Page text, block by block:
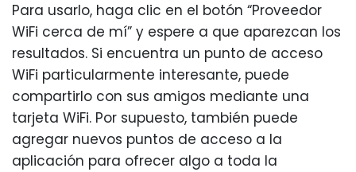
Para usarlo, haga clic en el botón “Proveedor
WiFi cerca de mí” y espere a que aparezcan los
resultados. Si encuentra un punto de acceso
WiFi particularmente interesante, puede
compartirlo con sus amigos mediante una
tarjeta WiFi. Por supuesto, también puede
agregar nuevos puntos de acceso a la
aplicación para ofrecer algo a toda la